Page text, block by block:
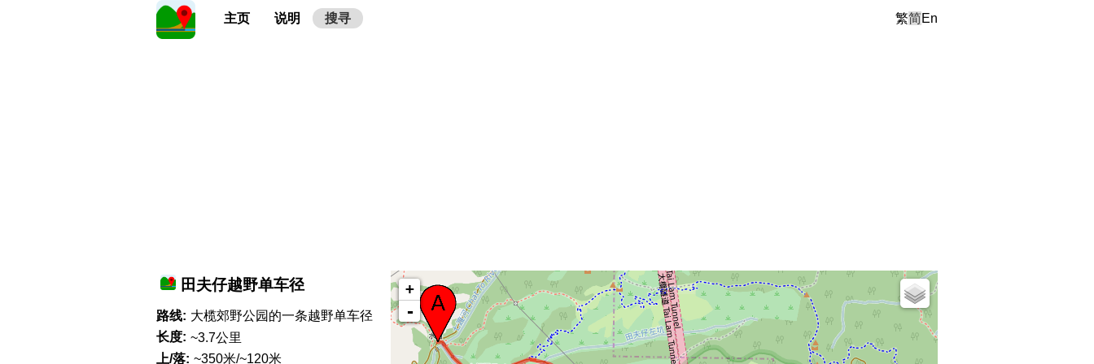
主页 说明 搜寻 繁简En
田夫仔越野单车径
路线: 大榄郊野公园的一条越野单车径
长度: ~3.7公里
上/落: ~350米/~120米
+
-